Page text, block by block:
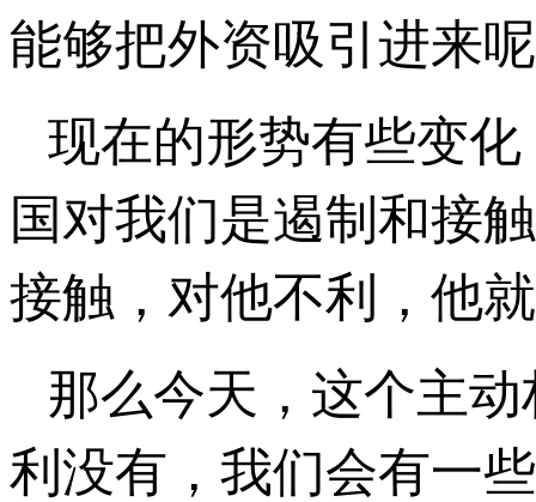
能够把外资吸引进来
现在的形势有些变
国对我们是遏制和接
接触，对他不利，他
那么今天，这个主
利没有，我们会有一